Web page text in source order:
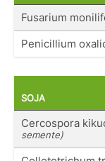
Fusarium
Penicillium
SOJA
Cercospora
semente)